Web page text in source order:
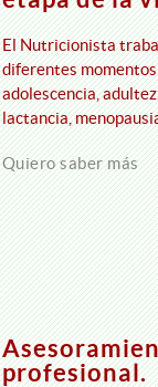
El Nutricionista
diferentes
adolescencia,
lactancia,
Quiero saber más
profesional.